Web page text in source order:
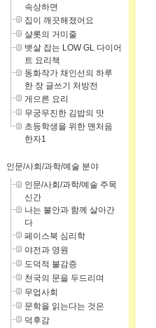
속상하면
집이 깨끗해졌어요
샬롯의 거미줄
뱃살 잡는 LOW GL 다이어
트 요리책
동화작가 채인선의 하루
한 장 글쓰기 처방전
게으른 요리
무궁무진한 김밥의 맛
초등학생을 위한 맨처음
한자1
인문/사회/과학/예술 분야
인문/사회/과학/예술 주목
신간
나는 불안과 함께 살아간
다
페이스북 심리학
야전과 영원
도덕적 불감증
천국의 문을 두드리며
무업사회
문학을 읽는다는 것은
덕후감